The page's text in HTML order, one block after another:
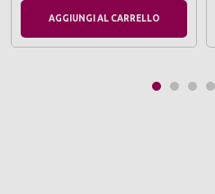
AGGIUNGI AL CARRELLO